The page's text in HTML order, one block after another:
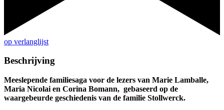
op verlanglijst
Beschrijving
Meeslepende familiesaga voor de lezers van Marie Lamballe,
Maria Nicolai en Corina Bomann, gebaseerd op de
waargebeurde geschiedenis van de familie Stollwerck.